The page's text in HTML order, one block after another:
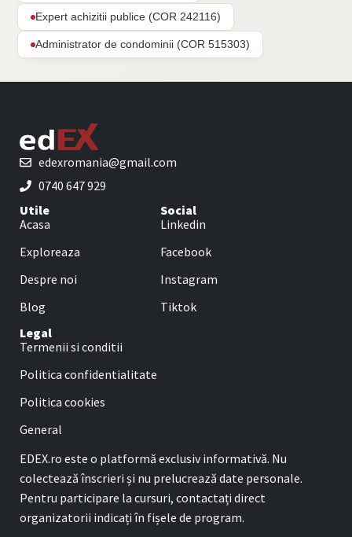
Expert achizitii publice (COR 242116)
Administrator de condominii (COR 515303)
edexromania@gmail.com
0740 647 929
Utile
Acasa
Exploreaza
Despre noi
Blog
Social
Linkedin
Facebook
Instagram
Tiktok
Legal
Termenii si conditii
Politica confidentialitate
Politica cookies
General
EDEX.ro este o platformă exclusiv informativă. Nu
colectează înscrieri și nu prelucrează date personale.
Pentru participare la cursuri, contactați direct
organizatorii indicați în fișele de program.